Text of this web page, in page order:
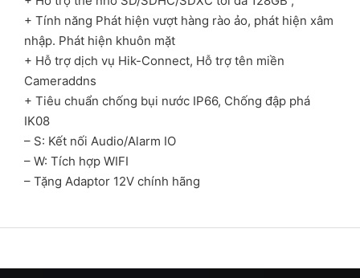
+ Tính năng Phát hiện vượt hàng rào ảo, phát hiện xâm
nhập. Phát hiện khuôn mặt
+ Hỗ trợ dịch vụ Hik-Connect, Hỗ trợ tên miền
Cameraddns
+ Tiêu chuẩn chống bụi nước IP66, Chống đập phá
IK08
– S: Kết nối Audio/Alarm IO
– W: Tích hợp WIFI
– Tặng Adaptor 12V chính hãng